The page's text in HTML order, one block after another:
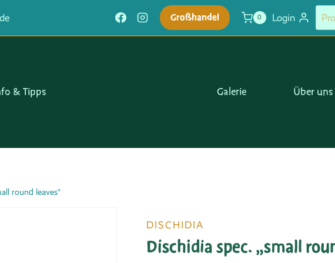
Großhandel 0 Login
& Tipps Galerie Über uns
round leaves“
DISCHIDIA
Dischidia spec. „small